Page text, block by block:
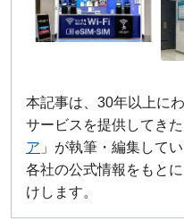
本記事は、30年以上に
サービスを提供してきた
ア 」が執筆・編集して
各社の公式情報をもと
けします。